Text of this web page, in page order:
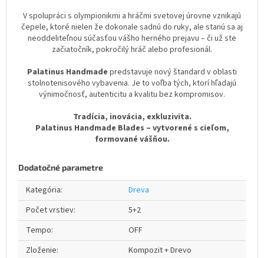
V spolupráci s olympionikmi a hráčmi svetovej úrovne vznikajú
čepele, ktoré nielen že dokonale sadnú do ruky, ale stanú sa aj
neoddeliteľnou súčasťou vášho herného prejavu – či už ste
začiatočník, pokročilý hráč alebo profesionál.
Palatinus Handmade predstavuje nový štandard v oblasti
stolnotenisového vybavenia. Je to voľba tých, ktorí hľadajú
výnimočnosť, autenticitu a kvalitu bez kompromisov.
Tradícia, inovácia, exkluzivita.
Palatinus Handmade Blades – vytvorené s cieľom,
formované vášňou.
Dodatočné parametre
Kategória:
Dreva
Počet vrstiev:
5+2
Tempo:
OFF
Zloženie: Kompozit + Drevo